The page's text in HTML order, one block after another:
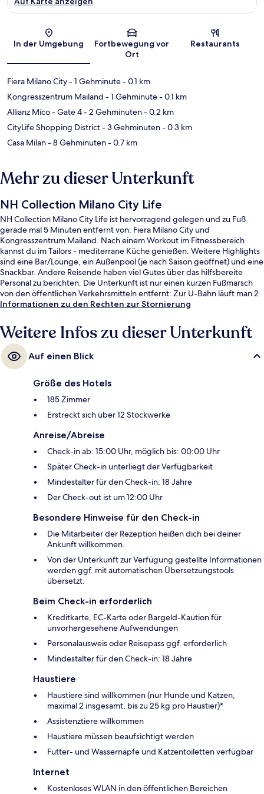
Karte
In der Umgebung
Fortbewegung vor
Ort
Restaurants
Fiera Milano City- 1 Gehminute- 0.1 km
Kongresszentrum Mailand - 1 Gehminute- 0.1 km
Allianz Mico - Gate 4- 2 Gehminuten- 0.2 km
CityLife Shopping District- 3 Gehminuten- 0.3 km
Casa Milan- 8 Gehminuten- 0.7 km
Mehr zu dieser Unterkunft
NH Collection Milano City Life
NH Collection Milano City Life ist hervorragend gelegen und zu Fuß
gerade mal 5 Minuten entfernt von: Fiera Milano City und
Kongresszentrum Mailand. Nach einem Workout im Fitnessbereich
kannst du im Tailors - mediterrane Küche genießen. Weitere Highlights
sind eine Bar/Lounge, ein Außenpool (je nach Saison geöffnet) und eine
Snackbar. Andere Reisende haben viel Gutes über das hilfsbereite
Personal zu berichten. Die Unterkunft ist nur einen kurzen Fußmarsch
von den öffentlichen Verkehrsmitteln entfernt: Zur U-Bahn läuft man 2
Minuten (U-Bahn-Station Portello) bzw. 8 Minuten
Informationen zu den Rechten zur Stornierung
Weitere Infos zu dieser Unterkunft
Auf einen Blick
Größe des Hotels
185 Zimmer
Erstreckt sich über 12 Stockwerke
Anreise/Abreise
Check-in ab: 15:00 Uhr, möglich bis: 00:00 Uhr
Später Check-in unterliegt der Verfügbarkeit
Mindestalter für den Check-in: 18 Jahre
Der Check-out ist um 12:00 Uhr
Besondere Hinweise für den Check-in
Die Mitarbeiter der Rezeption heißen dich bei deiner
Ankunft willkommen.
Von der Unterkunft zur Verfügung gestellte Informationen
werden ggf. mit automatischen Übersetzungstools
übersetzt.
Beim Check-in erforderlich
Kreditkarte, EC-Karte oder Bargeld-Kaution für
unvorhergesehene Aufwendungen
Personalausweis oder Reisepass ggf. erforderlich
Mindestalter für den Check-in: 18 Jahre
Haustiere
Haustiere sind willkommen (nur Hunde und Katzen,
maximal 2 insgesamt, bis zu 25 kg pro Haustier)*
Assistenztiere willkommen
Haustiere müssen beaufsichtigt werden
Futter- und Wassernäpfe und Katzentoiletten verfügbar
Internet
Kostenloses WLAN in den öffentlichen Bereichen